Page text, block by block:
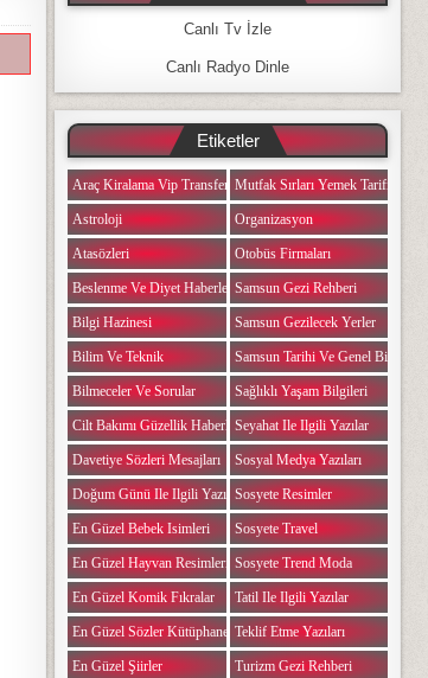
Canlı Tv İzle
Canlı Radyo Dinle
Etiketler
Araç Kiralama Vip Transfer
Astroloji
Atasözleri
Beslenme Ve Diyet Haberleri
Bilgi Hazinesi
Bilim Ve Teknik
Bilmeceler Ve Sorular
Cilt Bakımı Güzellik Haberleri
Davetiye Sözleri Mesajları
Doğum Günü Ile Ilgili Yazılar
En Güzel Bebek Isimleri
En Güzel Hayvan Resimleri
En Güzel Komik Fıkralar
En Güzel Sözler Kütüphanesi
En Güzel Şiirler
Mutfak Sırları Yemek Tarifi
Organizasyon
Otobüs Firmaları
Samsun Gezi Rehberi
Samsun Gezilecek Yerler
Samsun Tarihi Ve Genel Bilgiler
Sağlıklı Yaşam Bilgileri
Seyahat Ile Ilgili Yazılar
Sosyal Medya Yazıları
Sosyete Resimler
Sosyete Travel
Sosyete Trend Moda
Tatil Ile Ilgili Yazılar
Teklif Etme Yazıları
Turizm Gezi Rehberi